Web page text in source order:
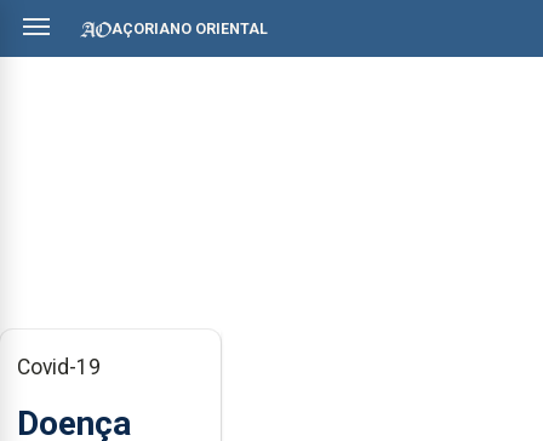
AÇORIANO ORIENTAL
Covid-19
Doença